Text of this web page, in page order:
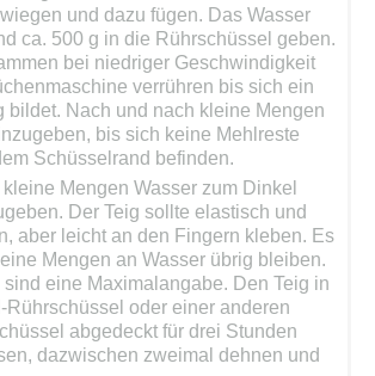
und dazu fügen. Das Wasser
ca. 500 g in die Rührschüssel geben.
bei niedriger Geschwindigkeit
verrühren bis sich ein
bildet. Nach und nach kleine Mengen
bis sich keine Mehlreste
Schüsselrand befinden.
Mengen Wasser zum Dinkel
Der Teig sollte elastisch und
aber leicht an den Fingern kleben. Es
Mengen an Wasser übrig bleiben.
sind eine Maximalangabe. Den Teig in
Rührschüssel oder einer anderen
abgedeckt für drei Stunden
dazwischen zweimal dehnen und